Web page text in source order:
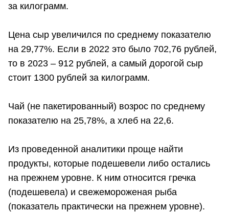
за килограмм.
Цена сыр увеличился по среднему показателю
на 29,77%. Если в 2022 это было 702,76 рублей,
то в 2023 – 912 рублей, а самый дорогой сыр
стоит 1300 рублей за килограмм.
Чай (не пакетированный) возрос по среднему
показателю на 25,78%, а хлеб на 22,6.
Из проведенной аналитики проще найти
продукты, которые подешевели либо остались
на прежнем уровне. К ним относится гречка
(подешевела) и свежемороженая рыба
(показатель практически на прежнем уровне).